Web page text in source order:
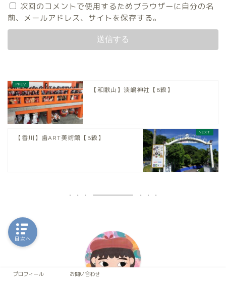
次回のコメントで使用するためブラウザーに自分の名
前、メールアドレス、サイトを保存する。
【和歌山】淡嶋神社【B級】
【香川】歯ART美術館【B級】
プロフィール お問い合わせ
目次へ